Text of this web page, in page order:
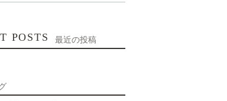
POSTS 最近の投稿